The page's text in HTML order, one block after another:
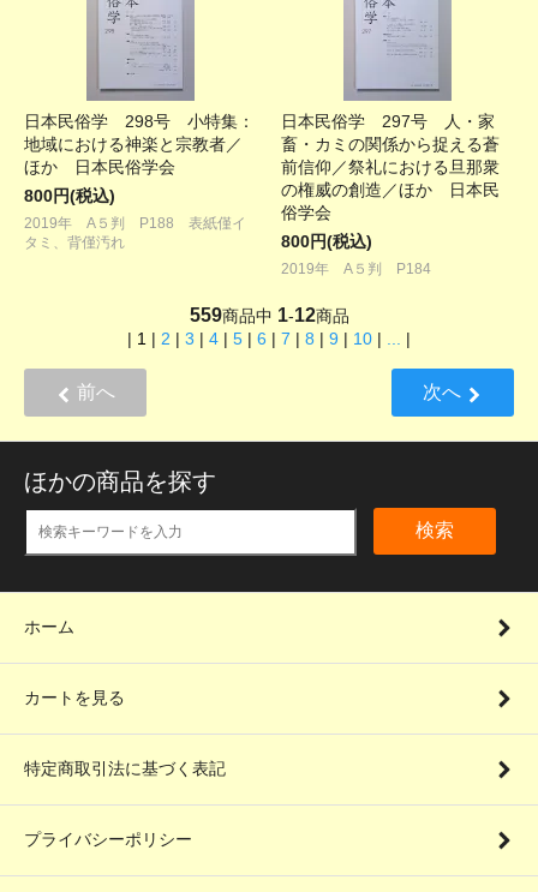
日本民俗学 298号 小特集：
地域における神楽と宗教者／
ほか 日本民俗学会
800円(税込)
2019年 A５判 P188 表紙僅イ
タミ、背僅汚れ
日本民俗学 297号 人・家
畜・カミの関係から捉える蒼
前信仰／祭礼における旦那衆
の権威の創造／ほか 日本民
俗学会
800円(税込)
2019年 A５判 P184
559商品中 1-12商品
| 1 | 2 | 3 | 4 | 5 | 6 | 7 | 8 | 9 | 10 | ... |
前へ 次へ
ほかの商品を探す
検索
ホーム
カートを見る
特定商取引法に基づく表記
プライバシーポリシー